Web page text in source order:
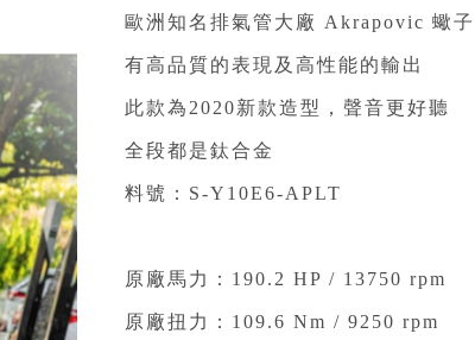
歐洲知名排氣管大廠 Akrapovic 蠍
有高品質的表現及高性能的輸出
此款為2020新款造型，聲音更好聽
全段都是鈦合金
料號：S-Y10E6-APLT
原廠馬力：190.2 HP / 13750 rpm
原廠扭力：109.6 Nm / 9250 rpm